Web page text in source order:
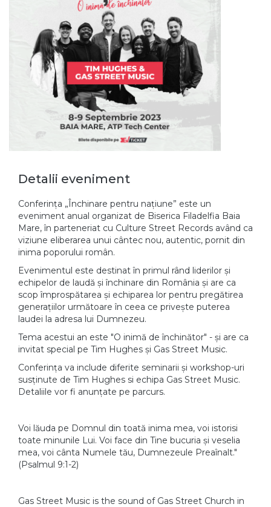
Detalii eveniment
Conferința „Închinare pentru națiune” este un
eveniment anual organizat de Biserica Filadelfia Baia
Mare, în parteneriat cu Culture Street Records având ca
viziune eliberarea unui cântec nou, autentic, pornit din
inima poporului român.
Evenimentul este destinat în primul rând liderilor și
echipelor de laudă și închinare din România și are ca
scop împrospătarea și echiparea lor pentru pregătirea
generațiilor următoare în ceea ce privește puterea
laudei la adresa lui Dumnezeu.
Tema acestui an este "O inimă de închinător" - și are ca
invitat special pe Tim Hughes și Gas Street Music.
Conferința va include diferite seminarii și workshop-uri
susținute de Tim Hughes si echipa Gas Street Music.
Detaliile vor fi anunțate pe parcurs.
Voi lăuda pe Domnul din toată inima mea, voi istorisi
toate minunile Lui. Voi face din Tine bucuria și veselia
mea, voi cânta Numele tău, Dumnezeule Preaînalt."
(Psalmul 9:1‭-‬2)
Gas Street Music is the sound of Gas Street Church in